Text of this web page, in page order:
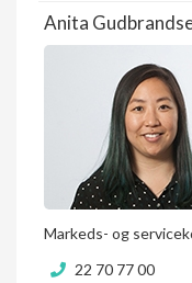
Anita
Markeds- og
22 70 77 00